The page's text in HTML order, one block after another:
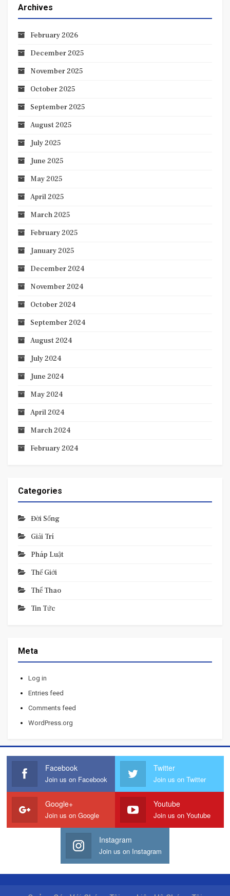
Archives
February 2026
December 2025
November 2025
October 2025
September 2025
August 2025
July 2025
June 2025
May 2025
April 2025
March 2025
February 2025
January 2025
December 2024
November 2024
October 2024
September 2024
August 2024
July 2024
June 2024
May 2024
April 2024
March 2024
February 2024
Categories
Đời Sống
Giải Trí
Pháp Luật
Thế Giới
Thể Thao
Tin Tức
Meta
Log in
Entries feed
Comments feed
WordPress.org
Facebook
Join us on Facebook
Twitter
Join us on Twitter
Google+
Join us on Google
Youtube
Join us on Youtube
Instagram
Join us on Instagram